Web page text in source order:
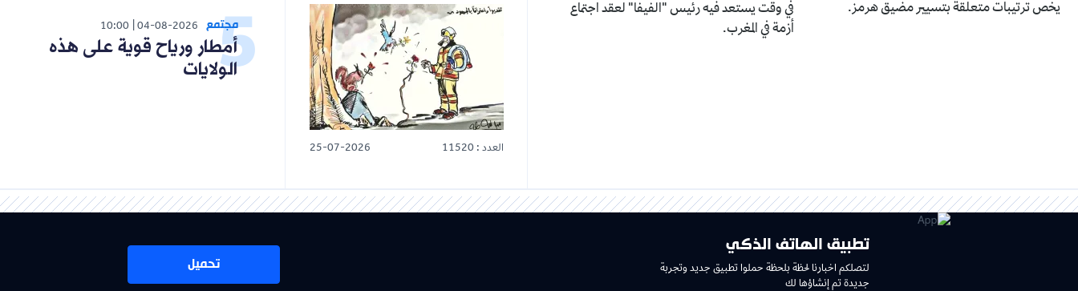
يخص ترتيبات متعلقة بتسيير مضيق هرمز.
في وقت يستعد فيه رئيس "الفيفا" لعقد اجتماع
أزمة في المغرب.
العدد : 11520 25-07-2026
مجتمع 04-08-2026
10:00
أمطار ورياح قوية على هذه
الولايات
تطبيق الهاتف الذكي
لتصلكم اخبارنا لحظة بلحظة حملوا تطبيق جديد وتجربة
جديدة تم إنشاؤها لك
تحميل